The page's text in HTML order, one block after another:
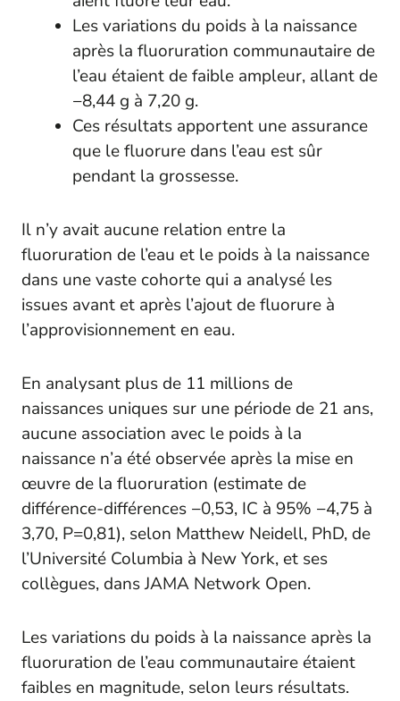
Les variations du poids à la naissance
après la fluoruration communautaire de
l’eau étaient de faible ampleur, allant de
−8,44 g à 7,20 g.
Ces résultats apportent une assurance
que le fluorure dans l’eau est sûr
pendant la grossesse.
Il n’y avait aucune relation entre la
fluoruration de l’eau et le poids à la naissance
dans une vaste cohorte qui a analysé les
issues avant et après l’ajout de fluorure à
l’approvisionnement en eau.
En analysant plus de 11 millions de
naissances uniques sur une période de 21 ans,
aucune association avec le poids à la
naissance n’a été observée après la mise en
œuvre de la fluoruration (estimate de
différence-différences −0,53, IC à 95% −4,75 à
3,70, P=0,81), selon Matthew Neidell, PhD, de
l’Université Columbia à New York, et ses
collègues, dansJAMA Network Open.
Les variations du poids à la naissance après la
fluoruration de l’eau communautaire étaient
faibles en magnitude, selon leurs résultats.